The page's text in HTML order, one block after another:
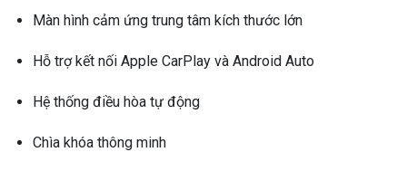
Màn hình cảm ứng trung tâm kích thước lớn
Hỗ trợ kết nối Apple CarPlay và Android Auto
Hệ thống điều hòa tự động
Chìa khóa thông minh